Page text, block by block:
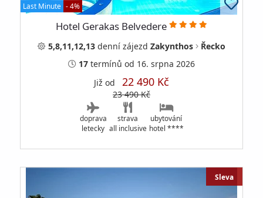
Last Minute - 4%
Hotel Gerakas Belvedere
5,8,11,12,13 denní zájezd Zakynthos
Řecko
17 termínů od 16. srpna 2026
Již od 22 490 Kč
23 490 Kč
doprava
letecky
strava
all inclusive
ubytování
hotel ****
Sleva